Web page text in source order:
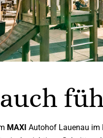
MAXI Autohof Lauenau im